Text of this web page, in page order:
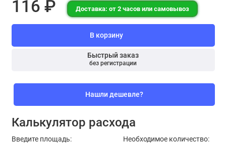
116 ₽ Доставка: от 2 часов или самовывоз
В корзину
Быстрый заказ
без регистрации
Нашли дешевле?
Калькулятор расхода
Введите площадь:
Необходимое количество: